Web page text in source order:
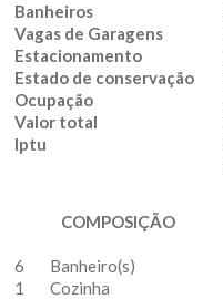
Banheiros
Vagas de Garagens
Estacionamento
Estado de conservação
Ocupação
Valor total
Iptu
COMPOSIÇÃO
6
Banheiro(s)
1
Cozinha